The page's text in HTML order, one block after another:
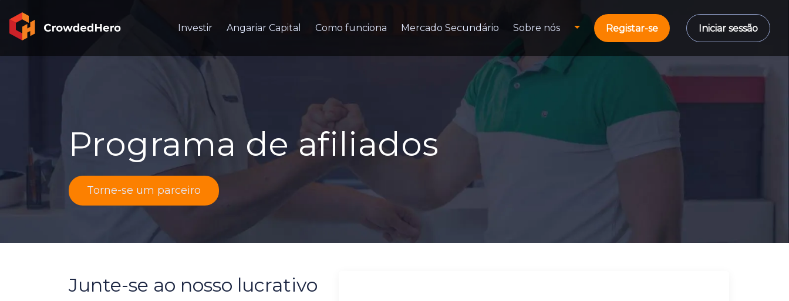
Investir Angariar Capital Como funciona Mercado Secundário Sobre nós Registar-se Iniciar sessão
Programa de afiliados
Torne-se um parceiro
Junte-se ao nosso lucrativo